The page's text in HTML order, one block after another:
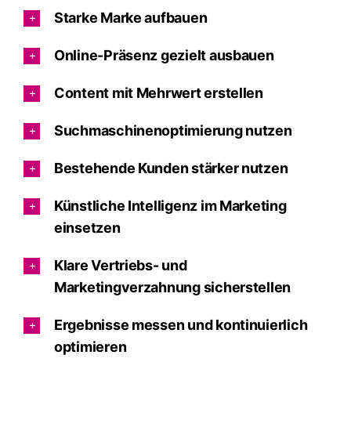
Starke Marke aufbauen
Online-Präsenz gezielt ausbauen
Content mit Mehrwert erstellen
Suchmaschinenoptimierung nutzen
Bestehende Kunden stärker nutzen
Künstliche Intelligenz im Marketing
einsetzen
Klare Vertriebs- und
Marketingverzahnung sicherstellen
Ergebnisse messen und kontinuierlich
optimieren